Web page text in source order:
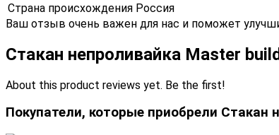
Страна происхождения Россия
Ваш отзыв очень важен для нас и поможет
Стакан непроливайка Master
About this product reviews yet. Be the first!
Покупатели, которые приобрели Стакан